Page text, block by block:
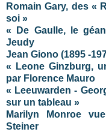
Romain Gary, des «
soi »
« De Gaulle, le
Jeudy
Jean Giono (1895 -
« Leone Ginzburg,
par Florence Mauro
« Leeuwarden -
sur un tableau »
Marilyn Monroe
Steiner